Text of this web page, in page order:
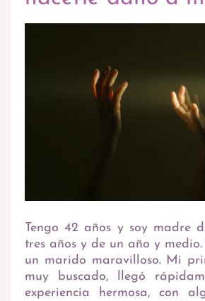
Tengo 42 años y soy madre
tres años y de un año y
un marido maravilloso. Mi
muy buscado, llegó
experiencia hermosa, con